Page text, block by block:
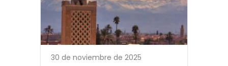
30 de noviembre de 2025